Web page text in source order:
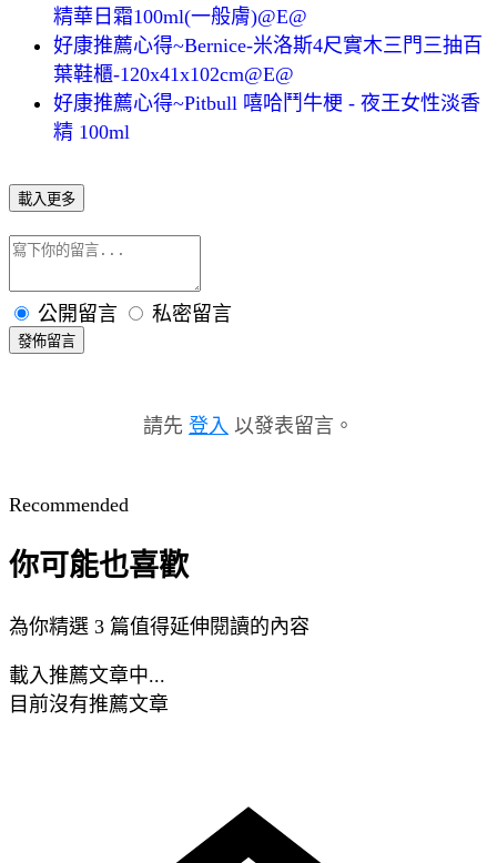
精華日霜100ml(一般膚)@E@
好康推薦心得~Bernice-米洛斯4尺實木三門三抽百
葉鞋櫃-120x41x102cm@E@
好康推薦心得~Pitbull 嘻哈鬥牛梗 - 夜王女性淡香
精 100ml
載入更多
公開留言 私密留言
發佈留言
請先 登入 以發表留言。
Recommended
你可能也喜歡
為你精選 3 篇值得延伸閱讀的內容
載入推薦文章中...
目前沒有推薦文章